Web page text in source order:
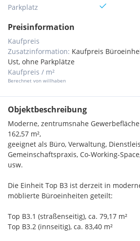
Parkplatz
Preisinformation
Kaufpreis
Zusatzinformation: Kaufpreis
Ust, ohne Parkplätze
Kaufpreis / m²
Berechnet von willhaben
Objektbeschreibung
Moderne, zentrumsnahe
162,57 m²,
geeignet als Büro, Verwaltung,
Gemeinschaftspraxis, Co-Working-
usw.
Die Einheit Top B3 ist derzeit in
möblierte Büroeinheiten geteilt:
Top B3.1 (straßenseitig), ca. 79,17 m²
Top B3.2 (innseitig), ca. 83,40 m²